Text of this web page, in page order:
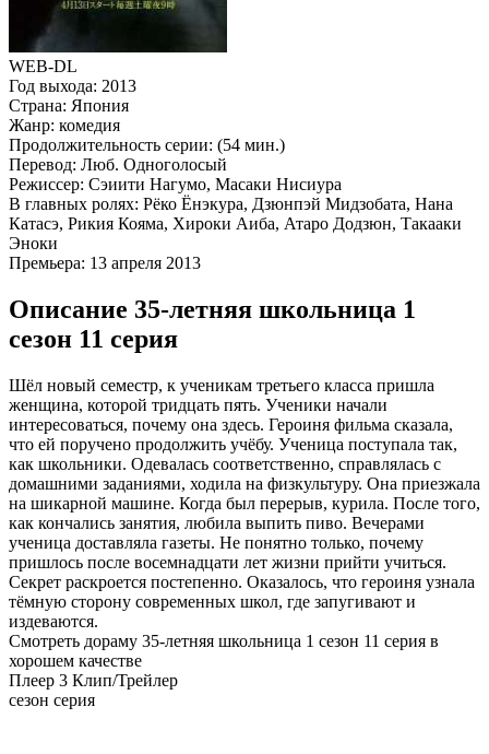
WEB-DL
Год выхода: 2013
Страна: Япония
Жанр: комедия
Продолжительность серии: (54 мин.)
Перевод: Люб. Одноголосый
Режиссер: Сэиити Нагумо, Масаки Нисиура
В главных ролях: Рёко Ёнэкура, Дзюнпэй Мидзобата, Нана
Катасэ, Рикия Кояма, Хироки Аиба, Атаро Додзюн, Такааки
Эноки
Премьера: 13 апреля 2013
Описание 35-летняя школьница 1
сезон 11 серия
Шёл новый семестр, к ученикам третьего класса пришла
женщина, которой тридцать пять. Ученики начали
интересоваться, почему она здесь. Героиня фильма сказала,
что ей поручено продолжить учёбу. Ученица поступала так,
как школьники. Одевалась соответственно, справлялась с
домашними заданиями, ходила на физкультуру. Она приезжала
на шикарной машине. Когда был перерыв, курила. После того,
как кончались занятия, любила выпить пиво. Вечерами
ученица доставляла газеты. Не понятно только, почему
пришлось после восемнадцати лет жизни прийти учиться.
Секрет раскроется постепенно. Оказалось, что героиня узнала
тёмную сторону современных школ, где запугивают и
издеваются.
Смотреть дораму 35-летняя школьница 1 сезон 11 серия в
хорошем качестве
Плеер 3 Клип/Трейлер
сезон серия